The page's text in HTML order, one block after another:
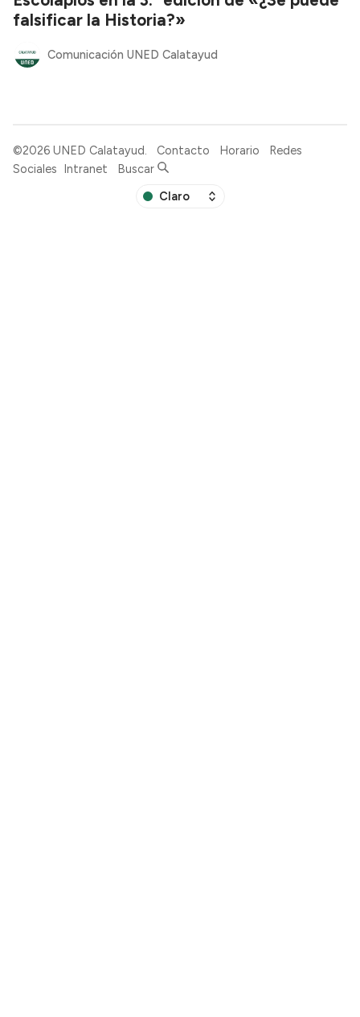
falsificar la Historia?»
Comunicación UNED Calatayud
©2026 UNED Calatayud. Contacto Horario
Redes
Sociales Intranet Buscar